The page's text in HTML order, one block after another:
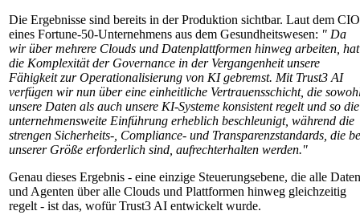
Die Ergebnisse sind bereits in der Produktion sichtbar. Laut dem CIO
eines Fortune-50-Unternehmens aus dem Gesundheitswesen: " Da
wir über mehrere Clouds und Datenplattformen hinweg arbeiten, hat
die Komplexität der Governance in der Vergangenheit unsere
Fähigkeit zur Operationalisierung von KI gebremst. Mit Trust3 AI
verfügen wir nun über eine einheitliche Vertrauensschicht, die
unsere Daten als auch unsere KI-Systeme konsistent regelt und so die
unternehmensweite Einführung erheblich beschleunigt, während die
strengen Sicherheits-, Compliance- und Transparenzstandards, die
unserer Größe erforderlich sind, aufrechterhalten werden."
Genau dieses Ergebnis - eine einzige Steuerungsebene, die alle Daten
und Agenten über alle Clouds und Plattformen hinweg gleichzeitig
regelt - ist das, wofür Trust3 AI entwickelt wurde.